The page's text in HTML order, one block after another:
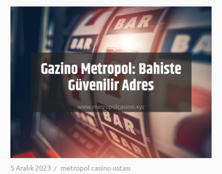
5 Aralık 2023 metropol casino ustası